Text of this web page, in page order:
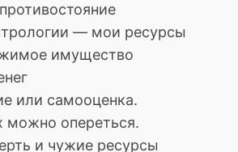
— мои ресурсы
имущество
или самооценка.
опереться.
и чужие ресурсы